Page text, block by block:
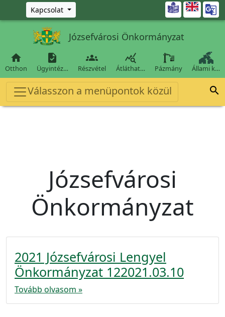
Ugrás a fő tartalomra
Kapcsolat 
Józsefvárosi Önkormányzat

Otthon

Ügyintéz…

Részvétel

Átláthat… Pázmány Állami k…
Válasszon a menüpontok közül 
Józsefvárosi
Önkormányzat
2021 Józsefvárosi Lengyel
Önkormányzat 122021.03.10
Tovább olvasom »